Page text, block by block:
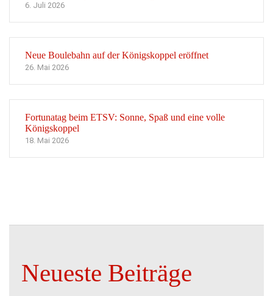
6. Juli 2026
Neue Boulebahn auf der Königskoppel eröffnet
26. Mai 2026
Fortunatag beim ETSV: Sonne, Spaß und eine volle
Königskoppel
18. Mai 2026
Neueste Beiträge